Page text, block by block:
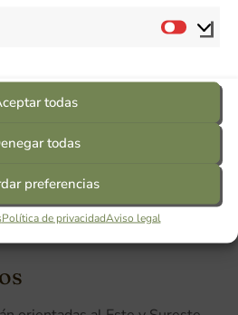
todas
todas
preferencias
Política de privacidadAviso legal